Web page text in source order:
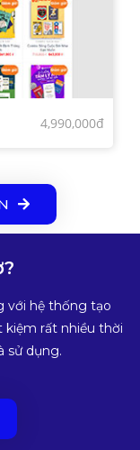
4,990,000đ
với hệ thống tạo
rất nhiều thời
sử dụng.